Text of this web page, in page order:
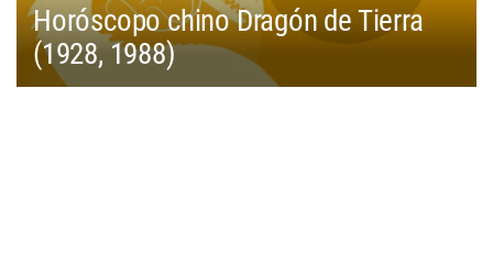
Horóscopo chino Dragón de Tierra
(1928, 1988)